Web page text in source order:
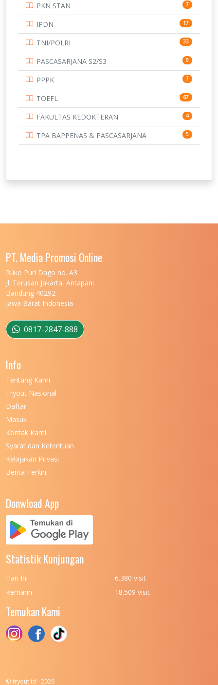
15
14
14
UNIVERSITAS CENDRAWASIH 14
15
219
11
159
UNIVERSITAS JEMBER
UNIVERSITAS MALIKUSSALEH
UNIVERSITAS MARITIM RAJA ALI HAJI
UNIVERSITAS MATARAM
UNIVERSITAS MULAWARMAN
UNIVERSITAS MUSAMUS
UNIVERSITAS NEGERI KHAIRUN
UNIVERSITAS NEGERI MANADO
UNIVERSITAS NEGERI MEDAN
UNIVERSITAS NEGERI PADANG
UNIVERSITAS NUSA CENDANA
UNIVERSITAS PADJADJARAN
UNIVERSITAS PATTIMURA
(UPN) VETERAN JAKARTA
UNIVERSITAS PEMBANGUNAN NASIONAL
(UPN) VETERAN JAWA TIMUR
UNIVERSITAS PEMBANGUNAN NASIONAL
PKN STAN 7
IPDN 17
TNI/POLRI 33
PASCASARJANA S2/S3 9
PPPK 7
TOEFL 67
FAKULTAS KEDOKTERAN 4
TPA BAPPENAS & PASCASARJANA 5
PT. Media Promosi Online
Ruko Puri Dago no. A3
Jl. Terusan Jakarta, Antapani
Bandung 40292
Jawa Barat Indonesia
0817-2847-888
Info
Tentang Kami
Tryout Nasional
Daftar
Masuk
Kontak Kami
Syarat dan Ketentuan
Kebijakan Privasi
Berita Terkini
Donwload App
Statistik Kunjungan
Hari Ini
6.380 visit
Kemarin
18.509 visit
Temukan Kami
© tryout.id - 2026